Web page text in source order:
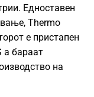
Едноставен
Thermo
е пристапен
а бараат
на